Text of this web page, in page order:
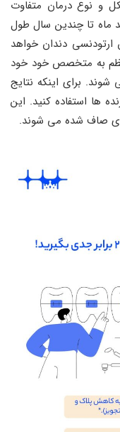
و نوع درمان متفاوت
ماه تا چندین سال طول
طول درمان ارتودنسی دندان خواهد
به متخصص خود خود
برای اینکه نتایج
ها استفاده کنید. این
صاف شده می شوند.